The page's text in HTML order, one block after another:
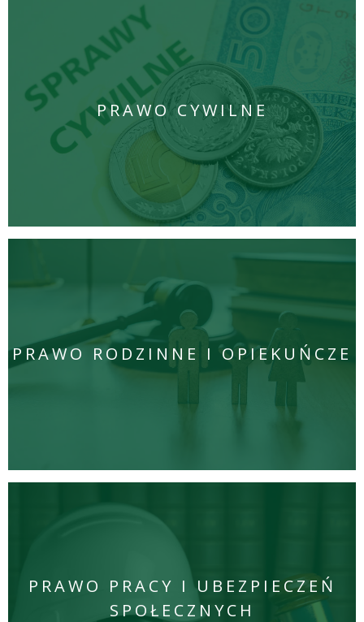
PRAWO CYWILNE
PRAWO RODZINNE I OPIEKUŃCZE
PRAWO PRACY I UBEZPIECZEŃ
SPOŁECZNYCH